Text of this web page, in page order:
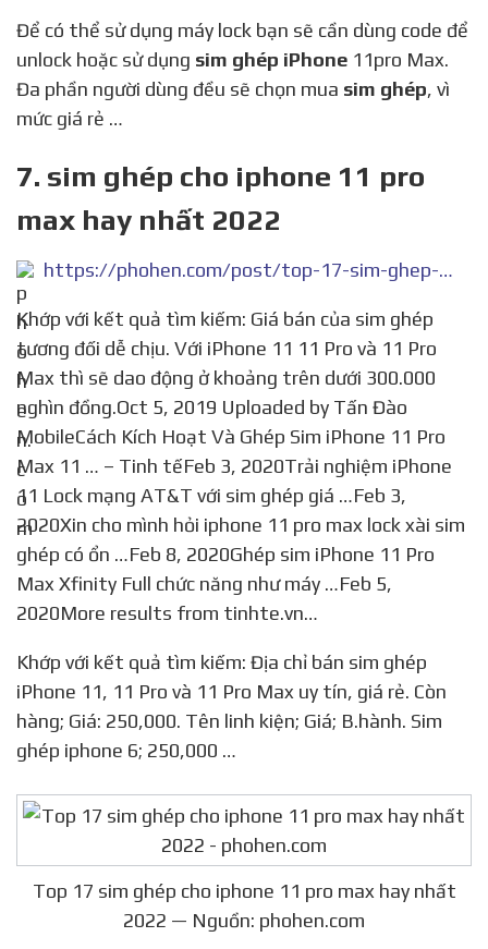
Để có thể sử dụng máy lock bạn sẽ cần dùng code để
unlock hoặc sử dụng sim ghép iPhone 11pro Max.
Đa phần người dùng đều sẽ chọn mua sim ghép, vì
mức giá rẻ …
7. sim ghép cho iphone 11 pro
max hay nhất 2022
https://phohen.com/post/top-17-sim-ghep-cho-iphone-11-pro-max-hay-nhat-2022/4145834
Khớp với kết quả tìm kiếm: Giá bán của sim ghép
tương đối dễ chịu. Với iPhone 11 11 Pro và 11 Pro
Max thì sẽ dao động ở khoảng trên dưới 300.000
nghìn đồng.Oct 5, 2019 Uploaded by Tấn Đào
MobileCách Kích Hoạt Và Ghép Sim iPhone 11 Pro
Max 11 … – Tinh tếFeb 3, 2020Trải nghiệm iPhone
11 Lock mạng AT&T với sim ghép giá …Feb 3,
2020Xin cho mình hỏi iphone 11 pro max lock xài sim
ghép có ổn …Feb 8, 2020Ghép sim iPhone 11 Pro
Max Xfinity Full chức năng như máy …Feb 5,
2020More results from tinhte.vn…
Khớp với kết quả tìm kiếm: Địa chỉ bán sim ghép
iPhone 11, 11 Pro và 11 Pro Max uy tín, giá rẻ. Còn
hàng; Giá: 250,000. Tên linh kiện; Giá; B.hành. Sim
ghép iphone 6; 250,000 …
Top 17 sim ghép cho iphone 11 pro max hay nhất
2022 — Nguồn: phohen.com